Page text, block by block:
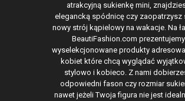
atrakcyjną sukienkę mini,
elegancką spódnicę czy zaopatrzysz
nowy strój kąpielowy na wakacje. Na
BeautiFashion.com prezentujemy
wyselekcjonowane produkty
kobiet które chcą wyglądać
stylowo i kobieco. Z nami
odpowiedni fason czy rozmiar
nawet jeżeli Twoja figura nie jest